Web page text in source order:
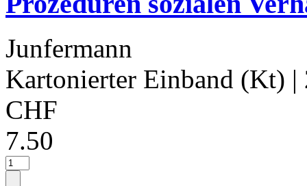
Junfermann
Kartonierter Einband (Kt) |
CHF
7.50